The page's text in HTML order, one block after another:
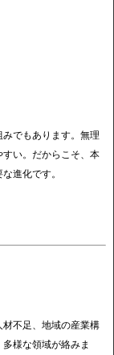
でもあります。無理
い。だからこそ、本
進化です。
不足、地域の産業構
様な領域が絡みま